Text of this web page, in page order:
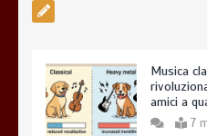
Musica
amici a
7